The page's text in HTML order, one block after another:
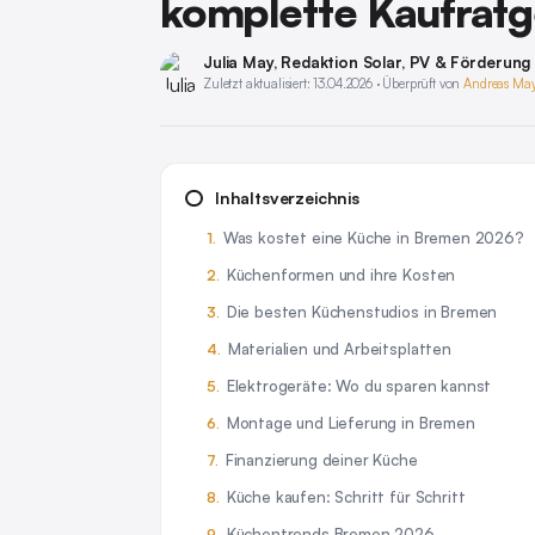
komplette
Julia May, Redaktion Solar, PV & Förderung
Zuletzt aktualisiert: 13.04.2026 · Überprüft vonAndreas
Inhaltsverzeichnis
Was kostet eine Küche in Bremen 2026?
Küchenformen und ihre Kosten
Die besten Küchenstudios in Bremen
Materialien und Arbeitsplatten
Elektrogeräte: Wo du sparen kannst
Montage und Lieferung in Bremen
Finanzierung deiner Küche
Küche kaufen: Schritt für Schritt